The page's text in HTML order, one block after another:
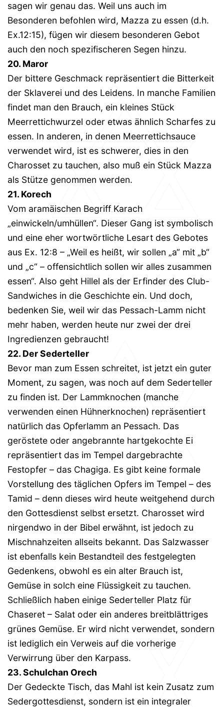
sagen wir genau das. Weil uns auch im
Besonderen befohlen wird, Mazza zu essen (d.h.
Ex.12:15), fügen wir diesem besonderen Gebot
auch den noch spezifischeren Segen hinzu.
20. Maror
Der bittere Geschmack repräsentiert die Bitterkeit
der Sklaverei und des Leidens. In manche Familien
findet man den Brauch, ein kleines Stück
Meerrettichwurzel oder etwas ähnlich Scharfes zu
essen. In anderen, in denen Meerrettichsauce
verwendet wird, ist es schwerer, dies in den
Charosset zu tauchen, also muß ein Stück Mazza
als Stütze genommen werden.
21. Korech
Vom aramäischen Begriff Karach
„einwickeln/umhüllen“. Dieser Gang ist symbolisch
und eine eher wortwörtliche Lesart des Gebotes
aus Ex. 12:8 – „Weil es heißt, wir sollen „a“ mit „b“
und „c“ – offensichtlich sollen wir alles zusammen
essen“. Also geht Hillel als der Erfinder des Club-
Sandwiches in die Geschichte ein. Und doch,
bedenken Sie, weil wir das Pessach-Lamm nicht
mehr haben, werden heute nur zwei der drei
Ingredienzen gebraucht!
22. Der Sederteller
Bevor man zum Essen schreitet, ist jetzt ein guter
Moment, zu sagen, was noch auf dem Sederteller
zu finden ist. Der Lammknochen (manche
verwenden einen Hühnerknochen) repräsentiert
natürlich das Opferlamm an Pessach. Das
geröstete oder angebrannte hartgekochte Ei
repräsentiert das im Tempel dargebrachte
Festopfer – das Chagiga. Es gibt keine formale
Vorstellung des täglichen Opfers im Tempel – des
Tamid – denn dieses wird heute weitgehend durch
den Gottesdienst selbst ersetzt. Charosset wird
nirgendwo in der Bibel erwähnt, ist jedoch zu
Mischnahzeiten allseits bekannt. Das Salzwasser
ist ebenfalls kein Bestandteil des festgelegten
Gedenkens, obwohl es ein alter Brauch ist,
Gemüse in solch eine Flüssigkeit zu tauchen.
Schließlich haben einige Sederteller Platz für
Chaseret – Salat oder ein anderes breitblättriges
grünes Gemüse. Er wird nicht verwendet, sondern
ist lediglich ein Verweis auf die vorherige
Verwirrung über den Karpass.
23. Schulchan Orech
Der Gedeckte Tisch, das Mahl ist kein Zusatz zum
Sedergottesdienst, sondern ist ein integraler